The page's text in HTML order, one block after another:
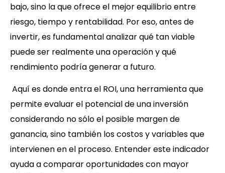
bajo, sino la que ofrece el mejor equilibrio entre
riesgo, tiempo y rentabilidad. Por eso, antes de
invertir, es fundamental analizar qué tan viable
puede ser realmente una operación y qué
rendimiento podría generar a futuro.
Aquí es donde entra el ROI, una herramienta que
permite evaluar el potencial de una inversión
considerando no sólo el posible margen de
ganancia, sino también los costos y variables que
intervienen en el proceso. Entender este indicador
ayuda a comparar oportunidades con mayor